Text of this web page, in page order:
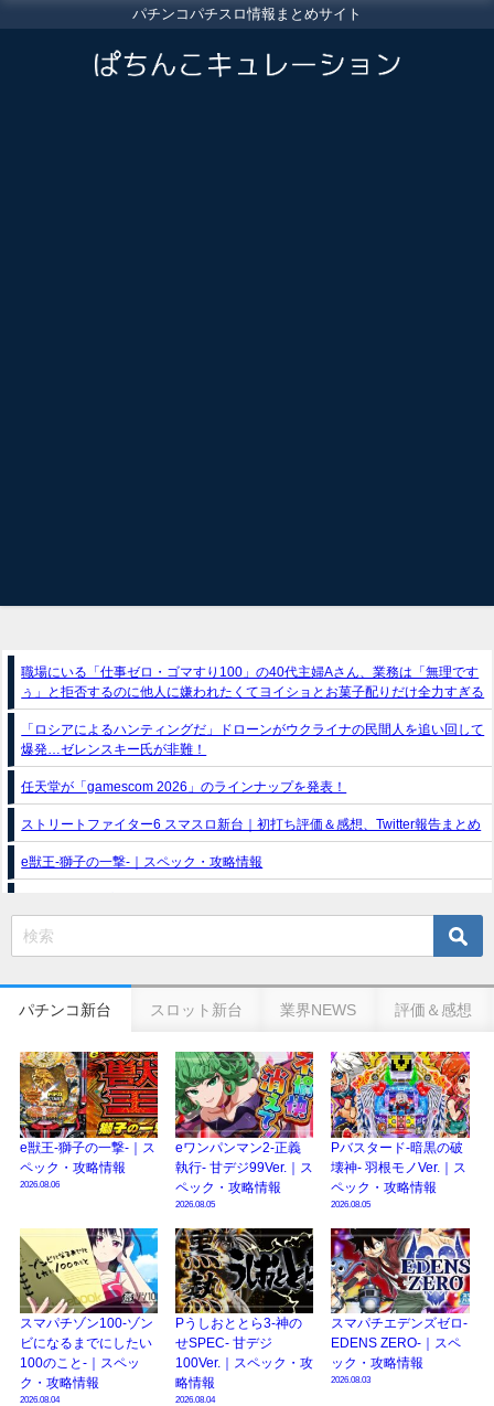
パチンコパチスロ情報まとめサイト
職場にいる「仕事ゼロ・ゴマすり100」の40代主婦Aさん、業務は「無理です
ぅ」と拒否するのに他人に嫌われたくてヨイショとお菓子配りだけ全力すぎる
「ロシアによるハンティングだ」ドローンがウクライナの民間人を追い回して
爆発…ゼレンスキー氏が非難！
任天堂が「gamescom 2026」のラインナップを発表！
ストリートファイター6 スマスロ新台｜初打ち評価＆感想、Twitter報告まとめ
e獣王-獅子の一撃-｜スペック・攻略情報
新台パチンコ『e魔女と野獣』公式PV動画｜LT直行型399帯、運命分岐から上
乗せループ「（超）BEAST ATTACK」を狙え！
の幸せ空間、好感触のフェアスタート、原作愛溢れる演出に感動 etc…
日遊協、ファン調査2025を発表｜使用金額中央値「1万円-3万円/1回」「遊技
歴20年以上が50％以上」等々…
【2025年】エイプリルフール話題（ネタ）まとめ｜ぱちんこパチスロ関連【4
月1日】
パチンコ新台 スロット新台 業界NEWS 評価＆感想
e獣王-獅子の一撃-｜ス
ペック・攻略情報
2026.08.06
eワンパンマン2-正義
執行- 甘デジ99Ver.｜ス
ペック・攻略情報
2026.08.05
Pバスタード-暗黒の破
壊神- 羽根モノVer.｜ス
ペック・攻略情報
2026.08.05
スマパチゾン100-ゾン
ビになるまでにしたい
100のこと-｜スペッ
ク・攻略情報
2026.08.04
Pうしおととら3-神の
せSPEC- 甘デジ
100Ver.｜スペック・攻
略情報
2026.08.04
スマパチエデンズゼロ-
EDENS ZERO-｜スペ
ック・攻略情報
2026.08.03